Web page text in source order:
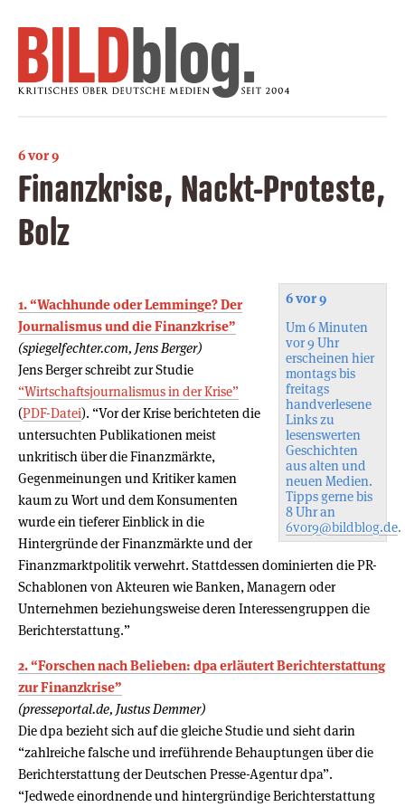
6 vor 9
Finanzkrise, Nackt-Proteste,
Bolz
6 vor 9
Um 6 Minuten
vor 9 Uhr
erscheinen hier
montags bis
freitags
handverlesene
Links zu
lesenswerten
Geschichten
aus alten und
neuen Medien.
Tipps gerne bis
8 Uhr an
6vor9@bildblog.de.
1. “Wachhunde oder Lemminge? Der
Journalismus und die Finanzkrise”
(spiegelfechter.com, Jens Berger)
Jens Berger schreibt zur Studie
“Wirtschaftsjournalismus in der Krise”
(PDF-Datei). “Vor der Krise berichteten die
untersuchten Publikationen meist
unkritisch über die Finanzmärkte,
Gegenmeinungen und Kritiker kamen
kaum zu Wort und dem Konsumenten
wurde ein tieferer Einblick in die
Hintergründe der Finanzmärkte und der
Finanzmarktpolitik verwehrt. Stattdessen dominierten die PR-
Schablonen von Akteuren wie Banken, Managern oder
Unternehmen beziehungsweise deren Interessengruppen die
Berichterstattung.”
2. “Forschen nach Belieben: dpa erläutert Berichterstattung
zur Finanzkrise”
(presseportal.de, Justus Demmer)
Die dpa bezieht sich auf die gleiche Studie und sieht darin
“zahlreiche falsche und irreführende Behauptungen über die
Berichterstattung der Deutschen Presse-Agentur dpa”.
“Jedwede einordnende und hintergründige Berichterstattung